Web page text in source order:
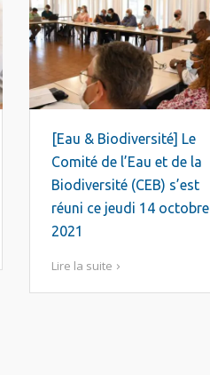
[Eau & Biodiversité] Le
Comité de l’Eau et de la
Biodiversité (CEB) s’est
réuni ce jeudi 14 octobre
2021
Lire la suite